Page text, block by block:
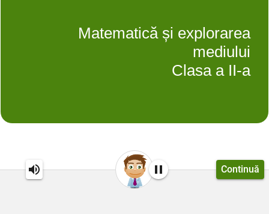
Continuă
Matematică și explorarea
mediului
Clasa a II-a